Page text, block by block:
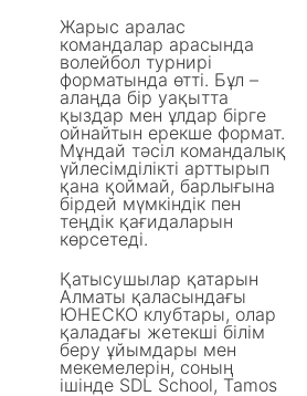
Жарыс аралас
командалар арасында
волейбол турнирі
форматында өтті. Бұл –
алаңда бір уақытта
қыздар мен ұлдар бірге
ойнайтын ерекше формат.
Мұндай тәсіл командалық
үйлесімділікті арттырып
қана қоймай, барлығына
бірдей мүмкіндік пен
теңдік қағидаларын
көрсетеді.
Қатысушылар қатарын
Алматы қаласындағы
ЮНЕСКО клубтары, олар
қаладағы жетекші білім
беру ұйымдары мен
мекемелерін, соның
ішінде SDL School, Tamos